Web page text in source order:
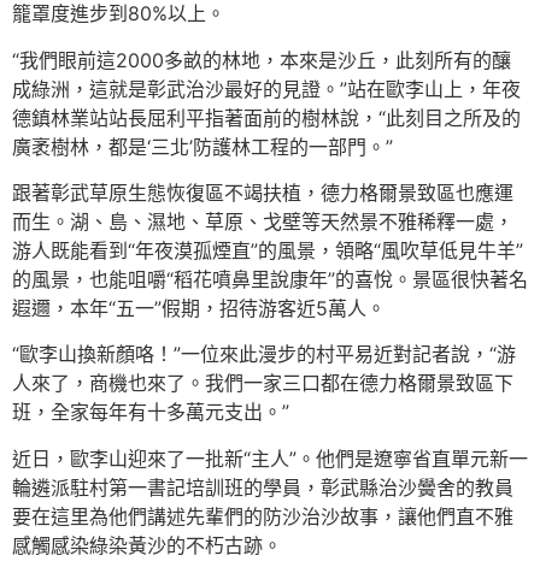
籠罩度進步到80%以上。
“我們眼前這2000多畝的林地，本來是沙丘，此刻所有的釀
成綠洲，這就是彰武治沙最好的見證。”站在歐李山上，年夜
德鎮林業站站長屈利平指著面前的樹林說，“此刻目之所及的
廣袤樹林，都是‘三北’防護林工程的一部門。”
跟著彰武草原生態恢復區不竭扶植，德力格爾景致區也應運
而生。湖、島、濕地、草原、戈壁等天然景不雅稀釋一處，
游人既能看到“年夜漠孤煙直”的風景，領略“風吹草低見牛羊”
的風景，也能咀嚼“稻花噴鼻里說康年”的喜悅。景區很快著名
遐邇，本年“五一”假期，招待游客近5萬人。
“歐李山換新顏咯！”一位來此漫步的村平易近對記者說，“游
人來了，商機也來了。我們一家三口都在德力格爾景致區下
班，全家每年有十多萬元支出。”
近日，歐李山迎來了一批新“主人”。他們是遼寧省直單元新一
輪遴派駐村第一書記培訓班的學員，彰武縣治沙黌舍的教員
要在這里為他們講述先輩們的防沙治沙故事，讓他們直不雅
感觸感染綠染黃沙的不朽古跡。